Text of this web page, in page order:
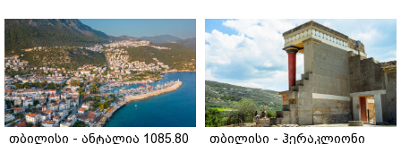
თბილისი - ანტალია 1085.80
თბილისი - ჰერაკლიონი